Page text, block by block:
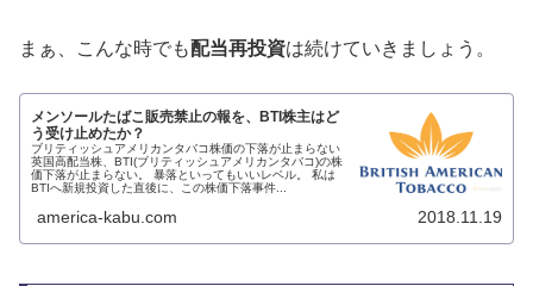
まぁ、こんな時でも配当再投資は続けていきましょう。
メンソールたばこ販売禁止の報を、BTI株主はど
う受け止めたか？
ブリティッシュアメリカンタバコ株価の下落が止まらない
英国高配当株、BTI(ブリティッシュアメリカンタバコ)の株
価下落が止まらない。 暴落といってもいいレベル。 私は
BTIへ新規投資した直後に、この株価下落事件...
america-kabu.com 2018.11.19